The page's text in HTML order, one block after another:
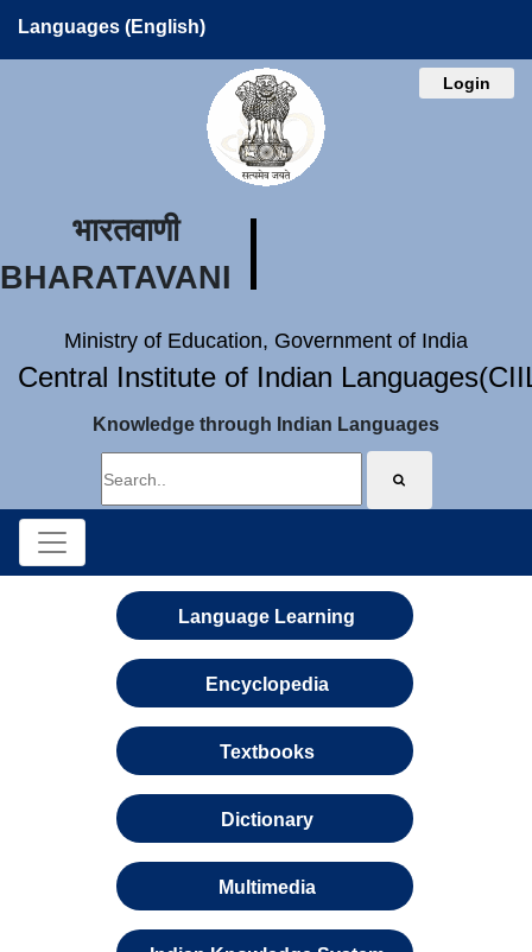
Languages (English)
Login
भारतवाणी
BHARATAVANI
Ministry of Education, Government of India
Central Institute of Indian
Knowledge through Indian Languages
Language Learning
Encyclopedia
Textbooks
Dictionary
Multimedia